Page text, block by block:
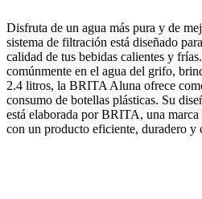
Disfruta de un agua más pura y de
sistema de filtración está diseñado
calidad de tus bebidas calientes y
comúnmente en el agua del grifo,
2.4 litros, la BRITA Aluna ofrece
consumo de botellas plásticas. Su
está elaborada por BRITA, una
con un producto eficiente, duradero